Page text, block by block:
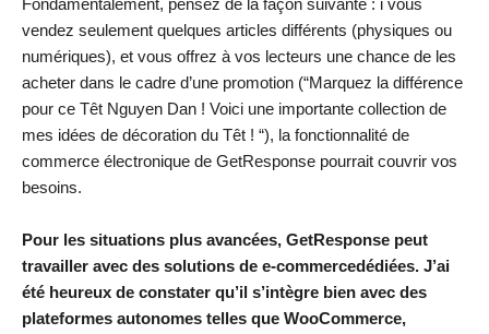
Fondamentalement, pensez de la façon suivante : i vous
vendez seulement quelques articles différents (physiques ou
numériques), et vous offrez à vos lecteurs une chance de les
acheter dans le cadre d’une promotion (“Marquez la différence
pour ce Têt Nguyen Dan ! Voici une importante collection de
mes idées de décoration du Têt ! “), la fonctionnalité de
commerce électronique de GetResponse pourrait couvrir vos
besoins.
Pour les situations plus avancées, GetResponse peut
travailler avec des solutions de e-commercedédiées. J’ai
été heureux de constater qu’il s’intègre bien avec des
plateformes autonomes telles que WooCommerce,